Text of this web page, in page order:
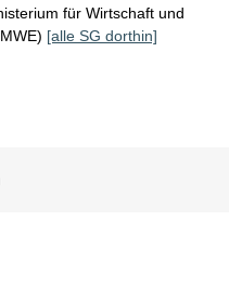
für Wirtschaft und
[alle SG dorthin]